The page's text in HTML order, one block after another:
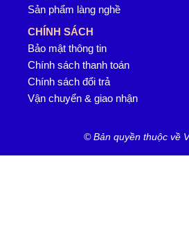
Sản phẩm làng nghề
CHÍNH SÁCH
Bảo mật thông tin
Chính sách thanh toán
Chính sách đổi trả
Vận chuyển & giao nhận
© Bản quyền thuộc về